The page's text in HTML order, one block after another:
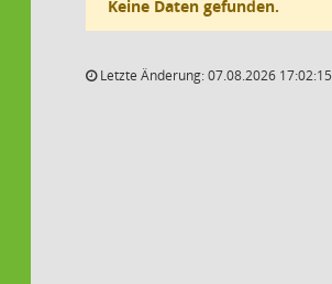
Keine Daten gefunden.
Letzte Änderung: 07.08.2026 17:02:15